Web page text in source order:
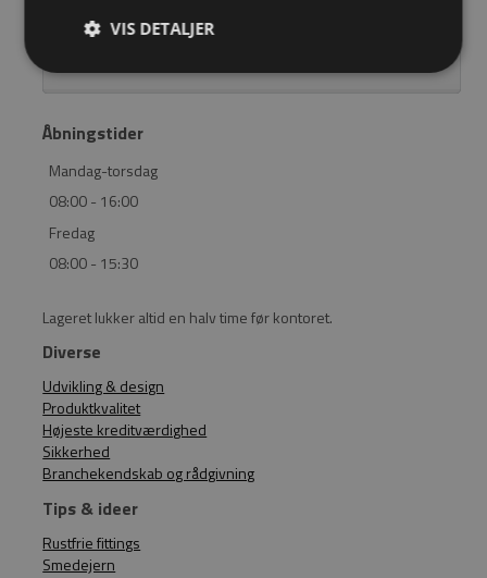
Åbningstider
Mandag-torsdag
08:00 - 16:00
Fredag
08:00 - 15:30
Lageret lukker altid en halv time før kontoret.
Diverse
Udvikling & design
Produktkvalitet
Højeste kreditværdighed
Sikkerhed
Branchekendskab og rådgivning
Tips & ideer
Rustfrie fittings
Smedejern
VIS DETALJER